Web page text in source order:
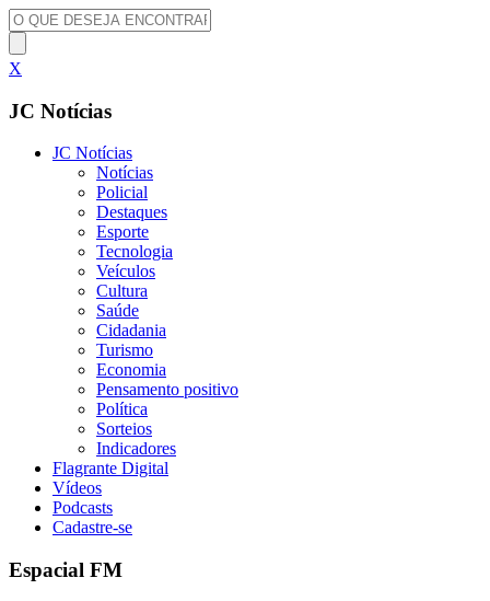
X
JC Notícias
JC Notícias
Notícias
Policial
Destaques
Esporte
Tecnologia
Veículos
Cultura
Saúde
Cidadania
Turismo
Economia
Pensamento positivo
Política
Sorteios
Indicadores
Flagrante Digital
Vídeos
Podcasts
Cadastre-se
Espacial FM